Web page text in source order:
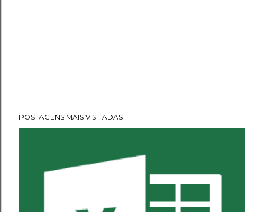
POSTAGENS MAIS VISITADAS